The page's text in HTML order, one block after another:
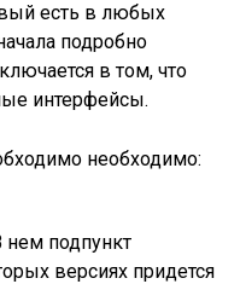
есть в любых
подробно
в том, что
интерфейсы.
необходимо:
нем подпункт
версиях придется